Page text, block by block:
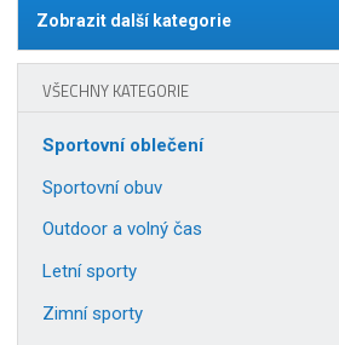
t
Zobrazit další kategorie
VŠECHNY KATEGORIE
Sportovní oblečení
Sportovní obuv
Outdoor a volný čas
Letní sporty
Zimní sporty